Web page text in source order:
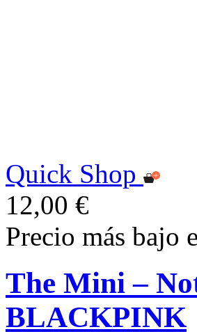
Quick Shop
12,00 €
Precio más bajo
The Mini –
BLACKPINK